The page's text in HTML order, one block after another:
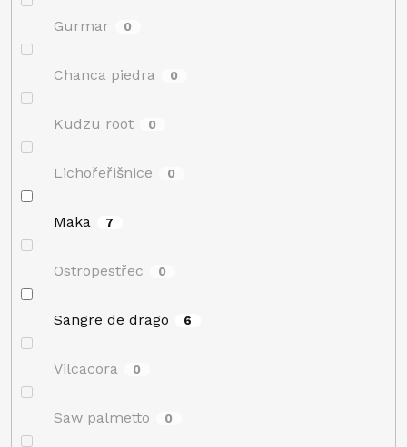
Gurmar 0
Chanca piedra 0
Kudzu root 0
Lichořeřišnice 0
Maka 7
Ostropestřec 0
Sangre de drago 6
Vilcacora 0
Saw palmetto 0